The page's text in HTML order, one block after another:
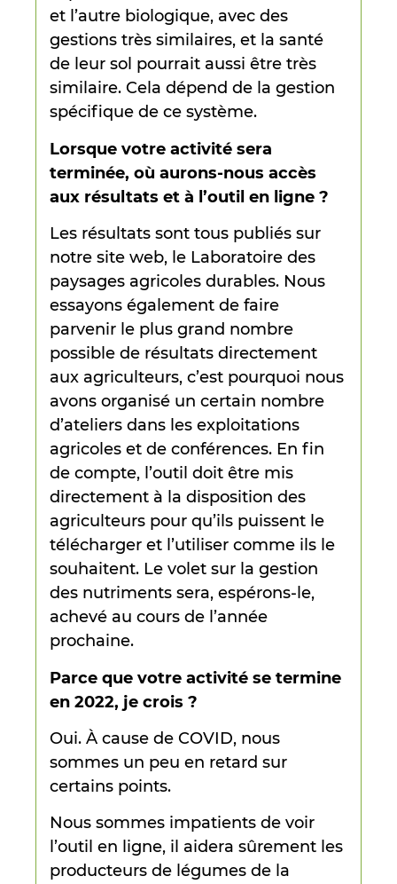
et l’autre biologique, avec des
gestions très similaires, et la santé
de leur sol pourrait aussi être très
similaire. Cela dépend de la gestion
spécifique de ce système.
Lorsque votre activité sera
terminée, où aurons-nous accès
aux résultats et à l’outil en ligne ?
Les résultats sont tous publiés sur
notre site web, le Laboratoire des
paysages agricoles durables. Nous
essayons également de faire
parvenir le plus grand nombre
possible de résultats directement
aux agriculteurs, c’est pourquoi nous
avons organisé un certain nombre
d’ateliers dans les exploitations
agricoles et de conférences. En fin
de compte, l’outil doit être mis
directement à la disposition des
agriculteurs pour qu’ils puissent le
télécharger et l’utiliser comme ils le
souhaitent. Le volet sur la gestion
des nutriments sera, espérons-le,
achevé au cours de l’année
prochaine.
Parce que votre activité se termine
en 2022, je crois ?
Oui. À cause de COVID, nous
sommes un peu en retard sur
certains points.
Nous sommes impatients de voir
l’outil en ligne, il aidera sûrement les
producteurs de légumes de la